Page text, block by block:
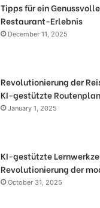
Tipps für ein
Restaurant-Erlebnis
December 11, 2025
Revolutionierung der
KI-gestützte
January 1, 2025
KI-gestützte
Revolutionierung der
October 31, 2025